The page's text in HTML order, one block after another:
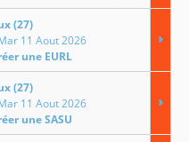
(27)
11 Aout 2026
une EURL
(27)
11 Aout 2026
une SASU